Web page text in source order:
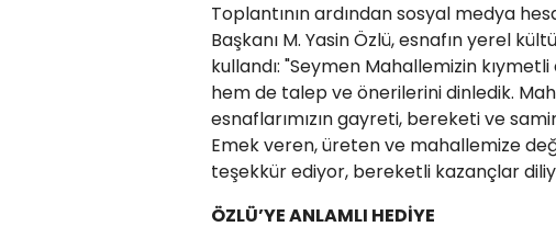
Toplantının ardından sosyal medya
Başkanı M. Yasin Özlü, esnafın yerel
kullandı: "Seymen Mahallemizin
hem de talep ve önerilerini dinledik.
esnaflarımızın gayreti, bereketi ve
Emek veren, üreten ve mahallemize
teşekkür ediyor, bereketli kazançlar
ÖZLÜ’YE ANLAMLI HEDİYE